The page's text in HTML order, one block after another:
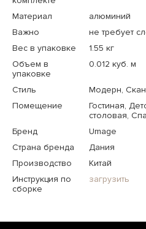
Материал
алюминий
Важно
не требует
Вес в упаковке
1.55 кг
Объем в
упаковке
0.012 куб. м
Стиль
Модерн,
Помещение
Гостиная,
столовая,
Бренд
Umage
Страна бренда
Дания
Производство
Китай
Инструкция по
сборке
загрузить